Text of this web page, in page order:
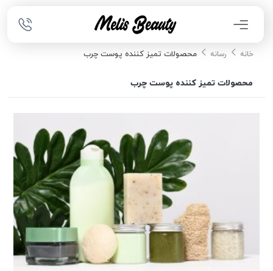
خانه رسانه محصولات تمیز کننده پوست چرب
محصولات تمیز کننده پوست چرب